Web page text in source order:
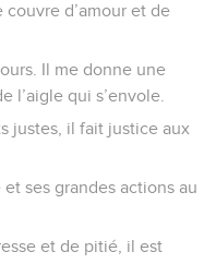
couvre d’amour et de
Il me donne une
l’aigle qui s’envole.
justes, il fait justice aux
ses grandes actions au
et de pitié, il est